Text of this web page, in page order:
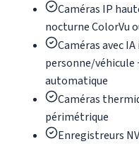
Caméras IP
nocturne ColorVu
Caméras avec
personne/véhicule
automatique
Caméras
périmétrique
Enregistreurs